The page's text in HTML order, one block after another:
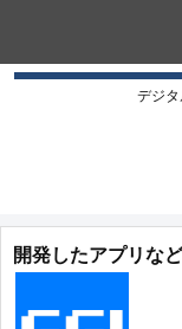
デジ
開発したアプリな